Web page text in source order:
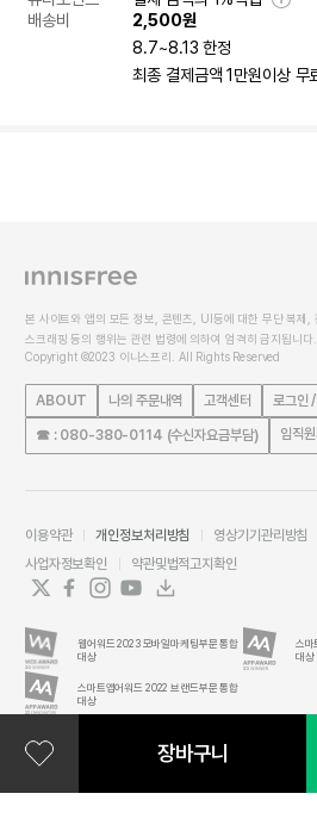
배송비
2,500원
8.7~8.13 한정
최종 결제금액 1만원이상 무
장바구니
본 사이트와 앱의 모든 정보, 콘텐츠, UI등에 대한 무단 복제,
스크래핑 등의 행위는 관련 법령에 의하여 엄격히 금지됩니다.
Copyright ©2023 이니스프리. All Rights Reserved
ABOUT 나의 주문내역 고객센터 로그인
☎ : 080-380-0114 (수신자요금부담) 임직
이용약관 개인정보처리방침 영상기기관리방침
사업자정보확인
약관및법적고지확인
웹어워드 2023 모바일마케팅부문 통합
대상
스마
대상
스마트앱어워드 2022 브랜드부문 통합
대상